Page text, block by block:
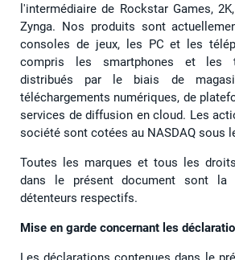
l'intermédiaire de Rockstar Games,
Zynga. Nos produits sont
consoles de jeux, les PC et les
compris les smartphones et les
distribués par le biais de
téléchargements numériques, de
services de diffusion en cloud. Les
société sont cotées au NASDAQ sous
Toutes les marques et tous les
dans le présent document sont la
détenteurs respectifs.
Mise en garde concernant les